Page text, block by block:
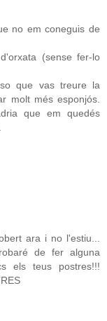
no em coneguis de
(sense fer-lo
que vas treure la
molt més esponjós.
que em quedés
ara i no l'estiu...
de fer alguna
els teus postres!!!